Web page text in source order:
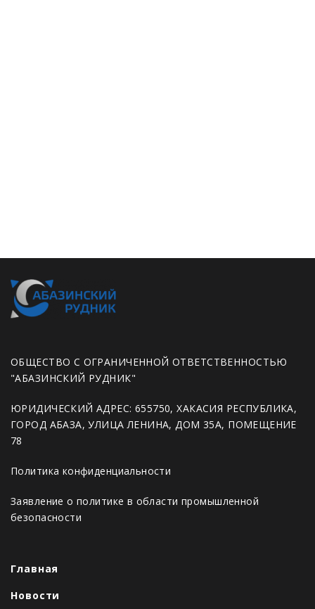
ОБЩЕСТВО С ОГРАНИЧЕННОЙ ОТВЕТСТВЕННОСТЬЮ
"АБАЗИНСКИЙ РУДНИК"
ЮРИДИЧЕСКИЙ АДРЕС: 655750, ХАКАСИЯ РЕСПУБЛИКА,
ГОРОД АБАЗА, УЛИЦА ЛЕНИНА, ДОМ 35А, ПОМЕЩЕНИЕ
78
Политика конфиденциальности
Заявление о политике в области промышленной
безопасности
Главная
Новости